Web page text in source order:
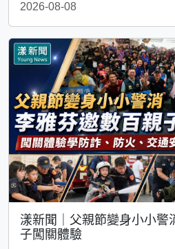
2026-08-08
漾新聞｜父親節變身小小
子闖關體驗